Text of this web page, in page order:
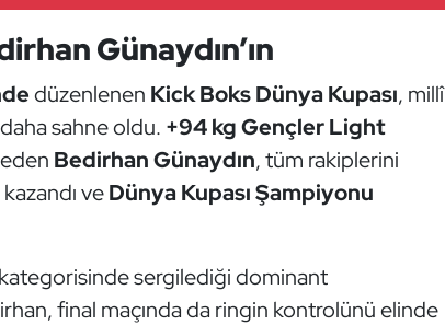
Günaydın’ın
düzenlenen Kick Boks Dünya Kupası, millî
daha sahne oldu. +94 kg Gençler Light
Bedirhan Günaydın, tüm rakiplerini
kazandı veDünya Kupası Şampiyonu
kategorisinde sergilediği dominant
final maçında da ringin kontrolünü elinde